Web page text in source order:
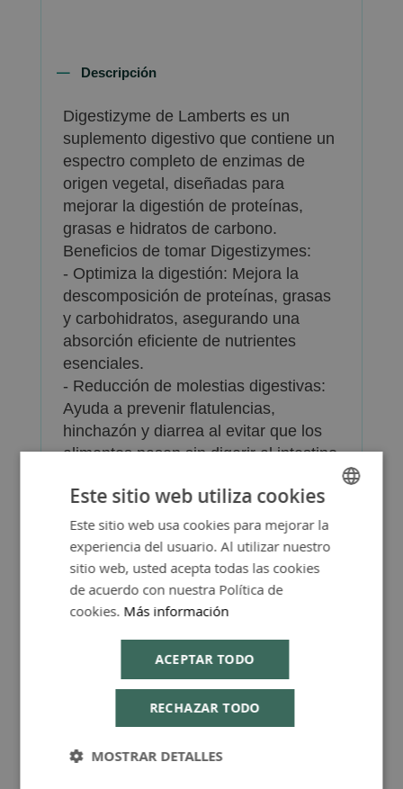
Descripción
Digestizyme de Lamberts es un
suplemento digestivo que contiene un
espectro completo de enzimas de
origen vegetal, diseñadas para
mejorar la digestión de proteínas,
grasas e hidratos de carbono.
Beneficios de tomar Digestizymes:
- Optimiza la digestión: Mejora la
descomposición de proteínas, grasas
y carbohidratos, asegurando una
absorción eficiente de nutrientes
esenciales.
- Reducción de molestias digestivas:
Ayuda a prevenir flatulencias,
hinchazón y diarrea al evitar que los
alimentos pasen sin digerir al intestino
fermentan.
Más Información
Consejos de Compra Producto
SPANISH
ENGLISH
Este sitio web utiliza cookies
Este sitio web usa cookies para mejorar la
experiencia del usuario. Al utilizar nuestro
sitio web, usted acepta todas las cookies
de acuerdo con nuestra Política de
cookies. Más información
ACEPTAR TODO
RECHAZAR TODO
MOSTRAR DETALLES